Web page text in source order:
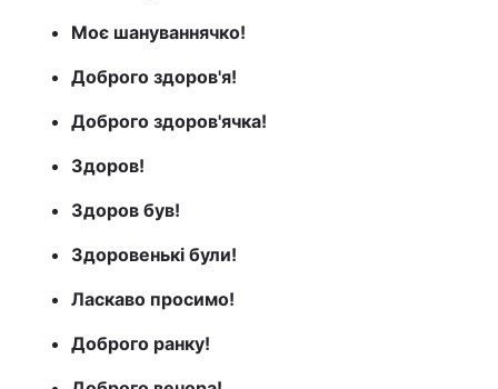
Тема оформлення
Моє шануваннячко!
Доброго здоров'я!
Доброго здоров'ячка!
Здоров!
Здоров був!
Здоровенькі були!
Ласкаво просимо!
Доброго ранку!